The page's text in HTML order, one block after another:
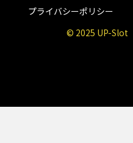
プライバシーポリシー
© 2025 UP-Slot